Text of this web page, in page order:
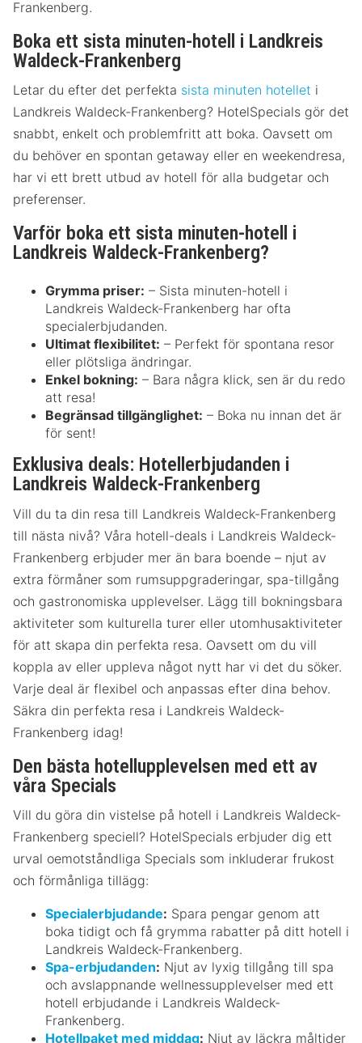
Frankenberg.
Boka ett sista minuten-hotell i Landkreis
Waldeck-Frankenberg
Letar du efter det perfekta sista minuten hotellet i
Landkreis Waldeck-Frankenberg? HotelSpecials gör det
snabbt, enkelt och problemfritt att boka. Oavsett om
du behöver en spontan getaway eller en weekendresa,
har vi ett brett utbud av hotell för alla budgetar och
preferenser.
Varför boka ett sista minuten-hotell i
Landkreis Waldeck-Frankenberg?
Grymma priser: – Sista minuten-hotell i
Landkreis Waldeck-Frankenberg har ofta
specialerbjudanden.
Ultimat flexibilitet: – Perfekt för spontana resor
eller plötsliga ändringar.
Enkel bokning: – Bara några klick, sen är du redo
att resa!
Begränsad tillgänglighet: – Boka nu innan det är
för sent!
Exklusiva deals: Hotellerbjudanden i
Landkreis Waldeck-Frankenberg
Vill du ta din resa till Landkreis Waldeck-Frankenberg
till nästa nivå? Våra hotell-deals i Landkreis Waldeck-
Frankenberg erbjuder mer än bara boende – njut av
extra förmåner som rumsuppgraderingar, spa-tillgång
och gastronomiska upplevelser. Lägg till bokningsbara
aktiviteter som kulturella turer eller utomhusaktiviteter
för att skapa din perfekta resa. Oavsett om du vill
koppla av eller uppleva något nytt har vi det du söker.
Varje deal är flexibel och anpassas efter dina behov.
Säkra din perfekta resa i Landkreis Waldeck-
Frankenberg idag!
Den bästa hotellupplevelsen med ett av
våra Specials
Vill du göra din vistelse på hotell i Landkreis Waldeck-
Frankenberg speciell? HotelSpecials erbjuder dig ett
urval oemotståndliga Specials som inkluderar frukost
och förmånliga tillägg:
Specialerbjudande: Spara pengar genom att
boka tidigt och få grymma rabatter på ditt hotell i
Landkreis Waldeck-Frankenberg.
Spa-erbjudanden: Njut av lyxig tillgång till spa
och avslappnande wellnessupplevelser med ett
hotell erbjudande i Landkreis Waldeck-
Frankenberg.
Hotellpaket med middag: Njut av läckra måltider